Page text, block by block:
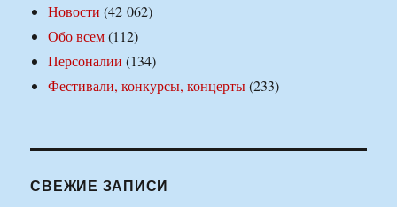
Новости (42 062)
Обо всем(112)
Персоналии (134)
Фестивали, конкурсы, концерты(233)
СВЕЖИЕ ЗАПИСИ